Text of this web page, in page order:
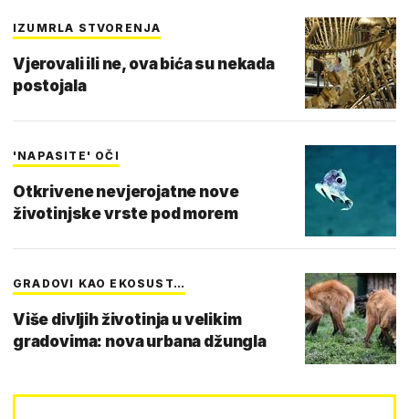
IZUMRLA STVORENJA
Vjerovali ili ne, ova bića su nekada
postojala
'NAPASITE' OČI
Otkrivene nevjerojatne nove
životinjske vrste pod morem
GRADOVI KAO EKOSUST…
Više divljih životinja u velikim
gradovima: nova urbana džungla